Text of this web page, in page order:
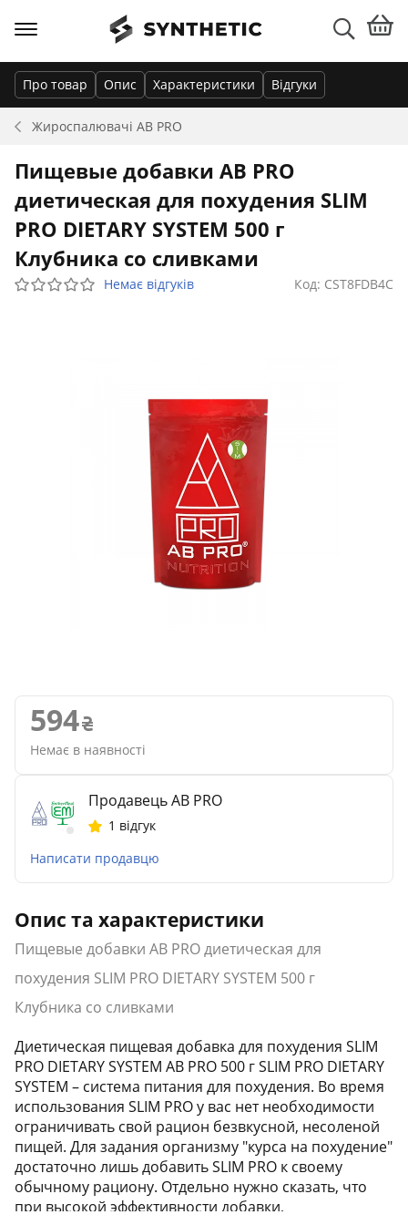
Жироспалювачі AB PRO
Про товар Опис Характеристики Відгуки
Пищевые добавки AB PRO
диетическая для похудения SLIM
PRO DIETARY SYSTEM 500 г
Клубника со сливками
Немає відгуків Код: CST8FDB4C
594
Немає в наявності
Продавець AB PRO
1 відгук
Написати продавцю
Опис та характеристики
Пищевые добавки AB PRO диетическая для
похудения SLIM PRO DIETARY SYSTEM 500 г
Клубника со сливками
Диетическая пищевая добавка для похудения SLIM
PRO DIETARY SYSTEM AB PRO 500 г SLIM PRO DIETARY
SYSTEM – система питания для похудения. Во время
использования SLIM PRO у вас нет необходимости
ограничивать свой рацион безвкусной, несоленой
пищей. Для задания организму "курса на похудение"
достаточно лишь добавить SLIM PRO к своему
обычному рациону. Отдельно нужно сказать, что
при высокой эффективности добавки,